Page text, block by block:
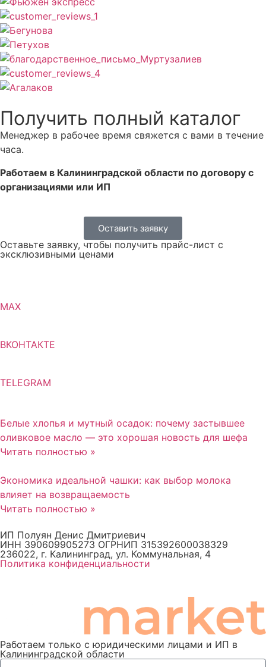
Получить полный каталог
Менеджер в рабочее время свяжется с вами в течение
часа.
Работаем в Калининградской области по договору с
организациями или ИП
Оставить заявку
Оставьте заявку, чтобы получить прайс-лист с
эксклюзивными ценами
MAX
ВКОНТАКТЕ
TELEGRAM
Белые хлопья и мутный осадок: почему застывшее
оливковое масло — это хорошая новость для шефа
Читать полностью »
Экономика идеальной чашки: как выбор молока
влияет на возвращаемость
Читать полностью »
ИП Полуян Денис Дмитриевич
ИНН 390609905273 ОГРНИП 315392600038329
236022, г. Калининград, ул. Коммунальная, 4
Политика конфиденциальности
Работаем только с юридическими лицами и ИП в
Калининградской области